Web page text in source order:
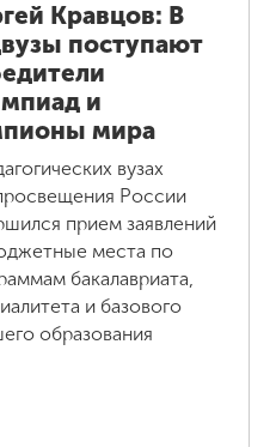
Кравцов: В
поступают
и
мира
вузах
России
прием заявлений
места по
бакалавриата,
и базового
образования